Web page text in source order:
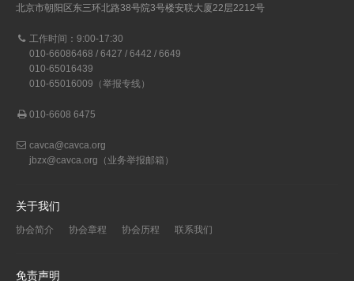
北京市朝阳区东三环北路38号院3号楼安联大厦22层2212号
工作时间：9:00-17:30
010-66086468 / 6427 / 6442 / 6649
010-65016439
010-65016009（举报专线）
010-6608 6475
cavca@cavca.org
jbzx@cavca.org （业务举报邮箱）
关于我们
协会简介 协会章程 协会历程 联系我们
免责声明